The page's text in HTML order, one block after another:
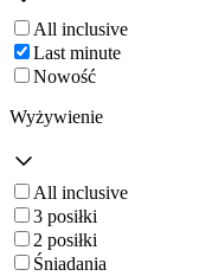
All inclusive
Last minute
Nowość
Wyżywienie
All inclusive
3 posiłki
2 posiłki
Śniadania